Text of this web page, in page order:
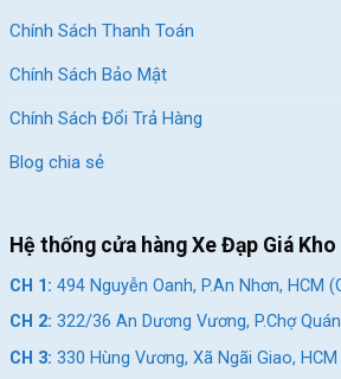
Chính Sách Thanh Toán
Chính Sách Bảo Mật
Chính Sách Đổi Trả Hàng
Blog chia sẻ
Hệ thống cửa hàng Xe Đạp Giá Kho
CH 1: 494 Nguyễn Oanh, P.An Nhơn, HCM
CH 2: 322/36 An Dương Vương, P.Chợ
CH 3: 330 Hùng Vương, Xã Ngãi Giao,